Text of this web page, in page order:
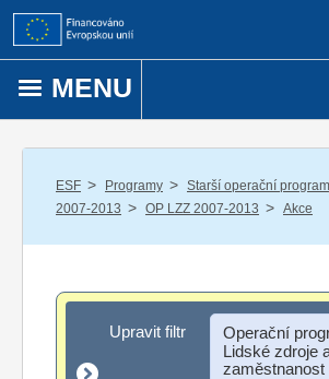
Přejít k obsahu
MENU
ESF / Programy / Starší operační
2007-2013 / OP LZZ 2007-2013 / Akce
Upravit filtr
Upravit filtr
Operační
Lidské zdroje
zaměstnanost